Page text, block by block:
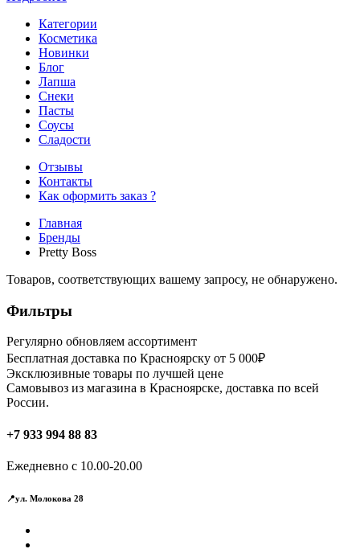
Категории
Косметика
Новинки
Блог
Лапша
Снеки
Пасты
Соусы
Сладости
Отзывы
Контакты
Как оформить заказ ?
Главная
Бренды
Pretty Boss
Товаров, соответствующих вашему запросу, не обнаружено.
Фильтры
Регулярно обновляем ассортимент
Бесплатная доставка по Красноярску от 5 000₽
Эксклюзивные товары по лучшей цене
Самовывоз из магазина в Красноярске, доставка по всей
России.
+7 933 994 88 83
Ежедневно с 10.00-20.00
📍ул. Молокова 28